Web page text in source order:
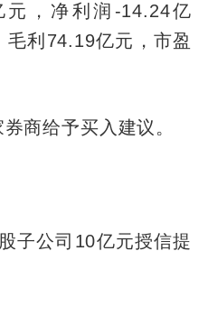
，净利润-14.24亿
利74.19亿元，市盈
商给予买入建议。
子公司10亿元授信提